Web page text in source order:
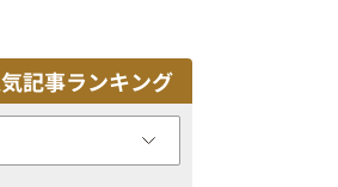
記事ランキング